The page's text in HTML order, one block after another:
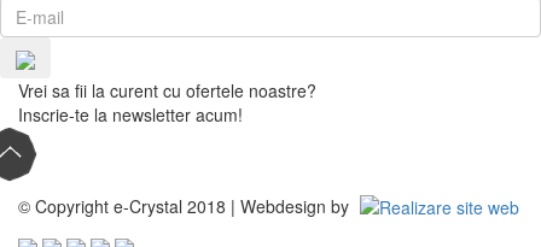
Vrei sa fii la curent cu ofertele noastre?
Inscrie-te la newsletter acum!
© Copyright e-Crystal 2018 | Webdesign by